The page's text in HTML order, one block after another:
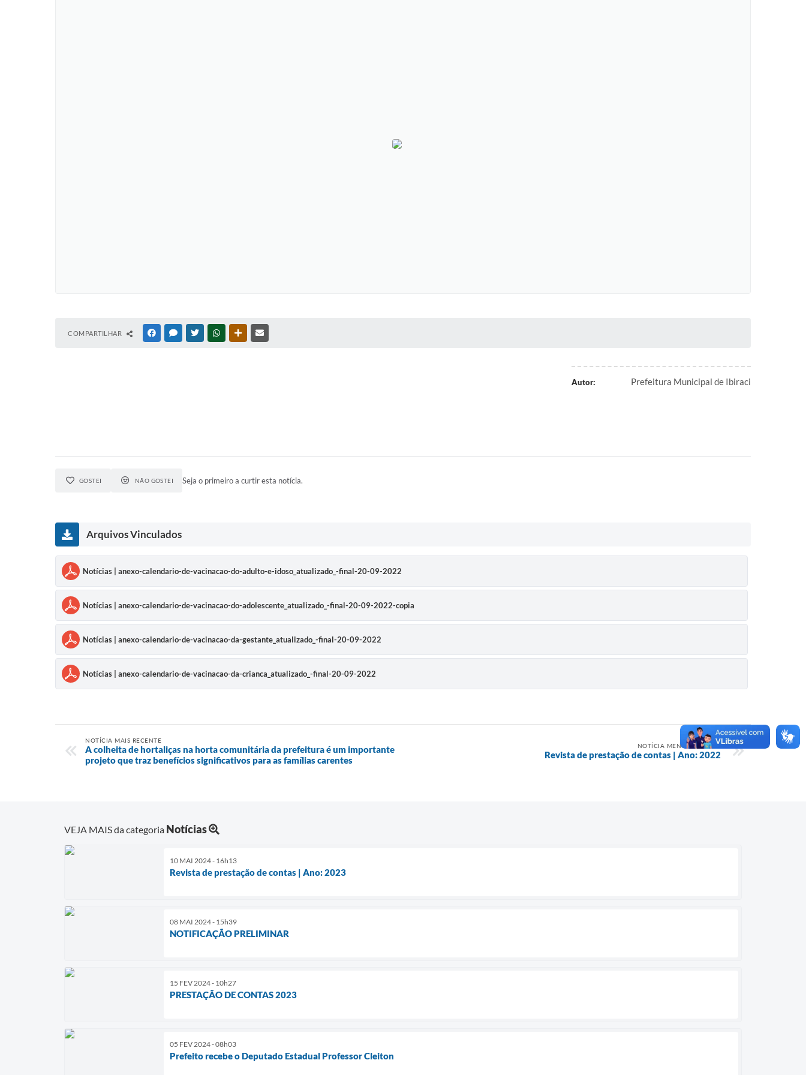
COMPARTILHAR FACEBOOKMESSENGER
TWITTERWHATSAPPOUTRAS MÍDIAS
Autor: Prefeitura Municipal de Ibiraci
GOSTEI NÃO GOSTEI Seja o primeiro a curtir esta notícia.
Arquivos Vinculados
Notícias | anexo-calendario-de-vacinacao-do-adulto-e-idoso_atualizado_-final-20-09-2022
Notícias | anexo-calendario-de-vacinacao-do-adolescente_atualizado_-final-20-09-2022-copia
Notícias | anexo-calendario-de-vacinacao-da-gestante_atualizado_-final-20-09-2022
Notícias | anexo-calendario-de-vacinacao-da-crianca_atualizado_-final-20-09-2022
NOTÍCIA MAIS RECENTE
A colheita de hortaliças na horta comunitária da prefeitura é um importante
projeto que traz benefícios significativos para as famílias carentes
NOTÍCIA MENOS RECENTE
Revista de prestação de contas | Ano: 2022
VEJA MAIS da categoria Notícias
10 MAI 2024 - 16h13
Revista de prestação de contas | Ano: 2023
08 MAI 2024 - 15h39
NOTIFICAÇÃO PRELIMINAR
15 FEV 2024 - 10h27
PRESTAÇÃO DE CONTAS 2023
05 FEV 2024 - 08h03
Prefeito recebe o Deputado Estadual Professor Cleiton